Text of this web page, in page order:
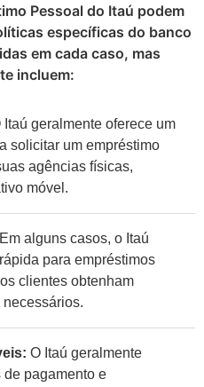
Pessoal do Itaú podem
específicas do banco
em cada caso, mas
incluem:
Itaú geralmente oferece um
solicitar um empréstimo
agências físicas,
móvel.
Em alguns casos, o Itaú
para empréstimos
clientes obtenham
O Itaú geralmente
pagamento e